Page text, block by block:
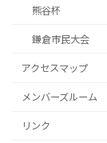
熊谷杯
鎌倉市民大会
アクセスマップ
メンバーズルーム
リンク